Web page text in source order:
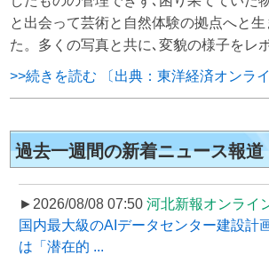
と出会って芸術と自然体験の拠点へと
た。多くの写真と共に､変貌の様子をレ
>>続きを読む 〔出典：東洋経済オンライ
過去一週間の新着ニュース報道
►2026/08/08 07:50 河北新報オンライ
国内最大級のAIデータセンター建設計
は「潜在的 ...